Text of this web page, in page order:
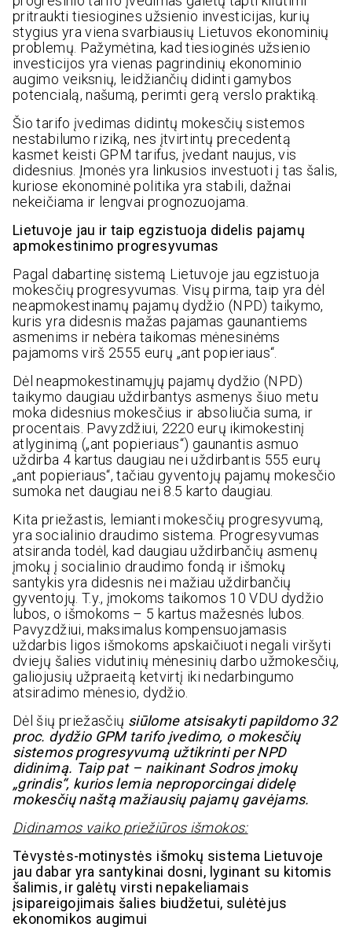
pritraukti tiesiogines užsienio investicijas, kurių
stygius yra viena svarbiausių Lietuvos ekonominių
problemų. Pažymėtina, kad tiesioginės užsienio
investicijos yra vienas pagrindinių ekonominio
augimo veiksnių, leidžiančių didinti gamybos
potencialą, našumą, perimti gerą verslo praktiką.
Šio tarifo įvedimas didintų mokesčių sistemos
nestabilumo riziką, nes įtvirtintų precedentą
kasmet keisti GPM tarifus, įvedant naujus, vis
didesnius. Įmonės yra linkusios investuoti į tas šalis,
kuriose ekonominė politika yra stabili, dažnai
nekeičiama ir lengvai prognozuojama.
Lietuvoje jau ir taip egzistuoja didelis pajamų
apmokestinimo progresyvumas
Pagal dabartinę sistemą Lietuvoje jau egzistuoja
mokesčių progresyvumas. Visų pirma, taip yra dėl
neapmokestinamų pajamų dydžio (NPD) taikymo,
kuris yra didesnis mažas pajamas gaunantiems
asmenims ir nebėra taikomas mėnesinėms
pajamoms virš 2555 eurų „ant popieriaus“.
Dėl neapmokestinamųjų pajamų dydžio (NPD)
taikymo daugiau uždirbantys asmenys šiuo metu
moka didesnius mokesčius ir absoliučia suma, ir
procentais. Pavyzdžiui, 2220 eurų ikimokestinį
atlyginimą („ant popieriaus“) gaunantis asmuo
uždirba 4 kartus daugiau nei uždirbantis 555 eurų
„ant popieriaus“, tačiau gyventojų pajamų mokesčio
sumoka net daugiau nei 8.5 karto daugiau.
Kita priežastis, lemianti mokesčių progresyvumą,
yra socialinio draudimo sistema. Progresyvumas
atsiranda todėl, kad daugiau uždirbančių asmenų
įmokų į socialinio draudimo fondą ir išmokų
santykis yra didesnis nei mažiau uždirbančių
gyventojų. T.y., įmokoms taikomos 10 VDU dydžio
lubos, o išmokoms – 5 kartus mažesnės lubos.
Pavyzdžiui, maksimalus kompensuojamasis
uždarbis ligos išmokoms apskaičiuoti negali viršyti
dviejų šalies vidutinių mėnesinių darbo užmokesčių,
galiojusių užpraeitą ketvirtį iki nedarbingumo
atsiradimo mėnesio, dydžio.
Dėl šių priežasčių siūlome atsisakyti papildomo 32
proc. dydžio GPM tarifo įvedimo, o mokesčių
sistemos progresyvumą užtikrinti per NPD
didinimą. Taip pat – naikinant Sodros įmokų
„grindis“, kurios lemia neproporcingai didelę
mokesčių naštą mažiausių pajamų gavėjams.
Didinamos vaiko priežiūros išmokos:
Tėvystės-motinystės išmokų sistema Lietuvoje
jau dabar yra santykinai dosni, lyginant su kitomis
šalimis, ir galėtų virsti nepakeliamais
įsipareigojimais šalies biudžetui, sulėtėjus
ekonomikos augimui